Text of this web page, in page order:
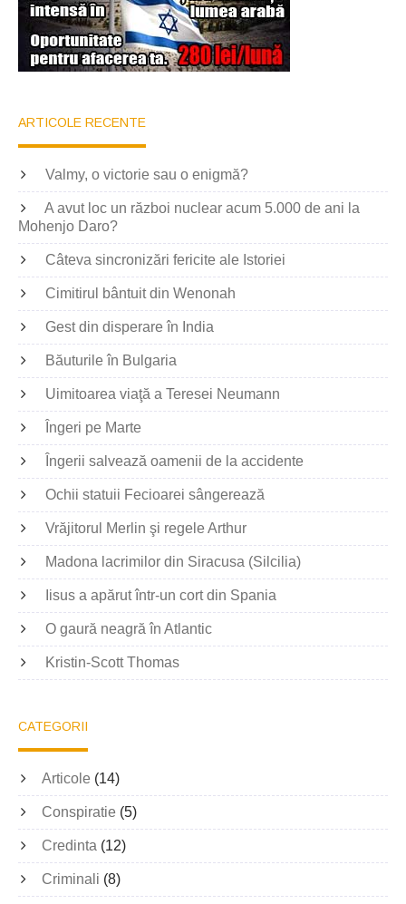
ARTICOLE RECENTE
Valmy, o victorie sau o enigmă?
A avut loc un război nuclear acum 5.000 de ani la
Mohenjo Daro?
Câteva sincronizări fericite ale Istoriei
Cimitirul bântuit din Wenonah
Gest din disperare în India
Băuturile în Bulgaria
Uimitoarea viaţă a Teresei Neumann
Îngeri pe Marte
Îngerii salvează oamenii de la accidente
Ochii statuii Fecioarei sângerează
Vrăjitorul Merlin şi regele Arthur
Madona lacrimilor din Siracusa (Silcilia)
Iisus a apărut într-un cort din Spania
O gaură neagră în Atlantic
Kristin-Scott Thomas
CATEGORII
Articole (14)
Conspiratie (5)
Credinta (12)
Criminali (8)